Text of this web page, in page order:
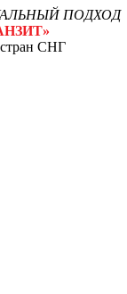
ПОДХОД
стран СНГ